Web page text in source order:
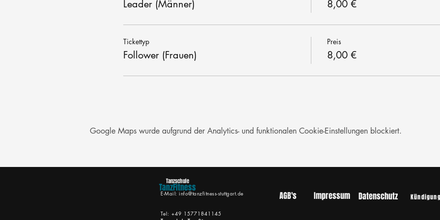
Leader (Männer) 8,00 €
Tickettyp
Follower (Frauen)
Preis
8,00 €
Google Maps wurde aufgrund der Analytics- und funktionalen Cookie-Einstellungen blockiert.
E-Mail: info@tanzfitness-stuttgart.de
Tanzschule
TanzFitness
AGB's Impressum Datenschutz Kündigung
Tel: +49 15771841145